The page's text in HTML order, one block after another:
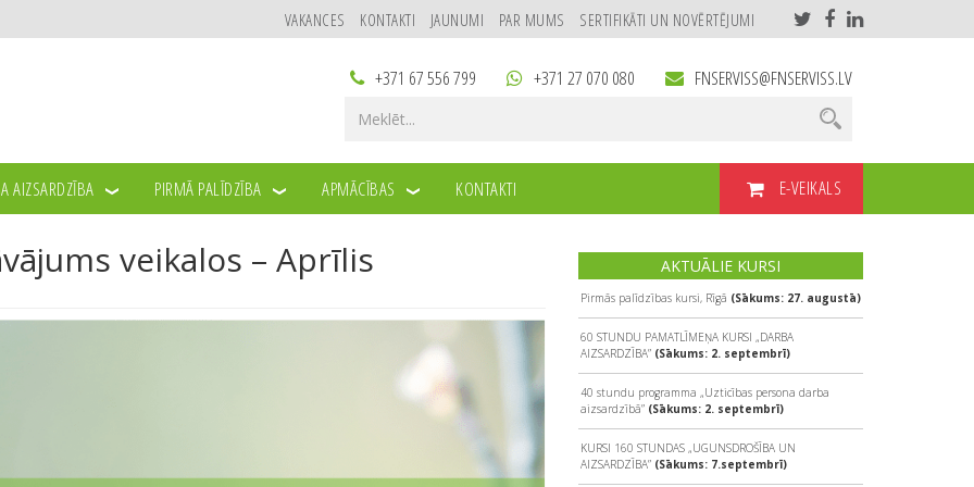
VAKANCES KONTAKTI JAUNUMI PAR MUMS SERTIFIKĀTI UN NOVĒRTĒJUMI
+371 67 556 799 +371 27 070 080 FNSERVISS@FNSERVISS.LV
AIZSARDZĪBA PIRMĀ PALĪDZĪBA APMĀCĪBAS KONTAKTI E-VEIKALS
– APRĪLIS
veikalos – Aprīlis AKTUĀLIE KURSI
Pirmās palīdzības kursi, Rīgā (Sākums: 27. augustā)
60 STUNDU PAMATLĪMEŅA KURSI „DARBA
AIZSARDZĪBA” (Sākums: 2. septembrī)
40 stundu programma „Uzticības persona darba
aizsardzībā” (Sākums: 2. septembrī)
KURSI 160 STUNDAS „UGUNSDROŠĪBA UN
AIZSARDZĪBA”(Sākums: 7.septembrī)